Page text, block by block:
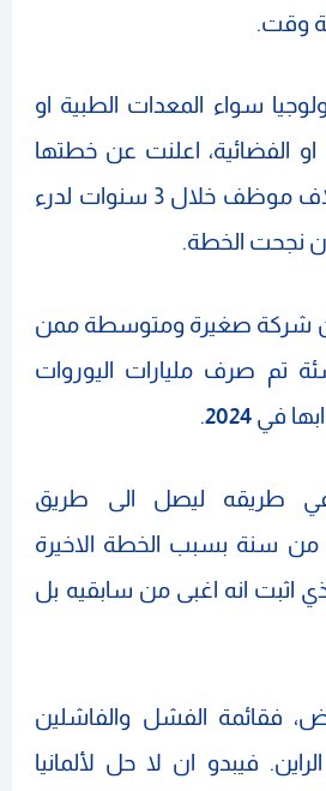
وقت.
سواء المعدات الطبية او
او الفضائية، اعلنت عن خطتها
الاف موظف خلال 3 سنوات لدرء
نجحت الخطة.
شركة صغيرة ومتوسطة ممن
تم صرف مليارات اليوروات
في2024
.
في طريقه ليصل الى طريق
من سنة بسبب الخطة الاخيرة
اثبت انه اغبى من سابقيه بل
فقائمة الفشل والفاشلين
فيبدو ان لا حل لألمانيا